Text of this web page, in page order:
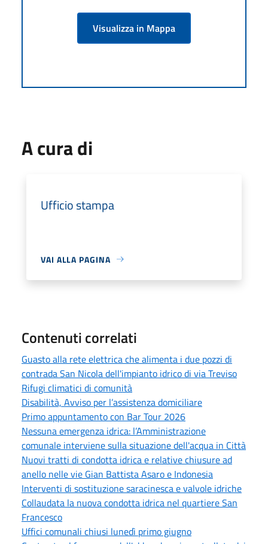
Visualizza in Mappa
A cura di
Ufficio stampa
VAI ALLA PAGINA
Contenuti correlati
Guasto alla rete elettrica che alimenta i due pozzi di
contrada San Nicola dell'impianto idrico di via Treviso
Rifugi climatici di comunità
Disabilità, Avviso per l’assistenza domiciliare
Primo appuntamento con Bar Tour 2026
Nessuna emergenza idrica: l’Amministrazione
comunale interviene sulla situazione dell'acqua in Città
Nuovi tratti di condotta idrica e relative chiusure ad
anello nelle vie Gian Battista Asaro e Indonesia
Interventi di sostituzione saracinesca e valvole idriche
Collaudata la nuova condotta idrica nel quartiere San
Francesco
Uffici comunali chiusi lunedì primo giugno